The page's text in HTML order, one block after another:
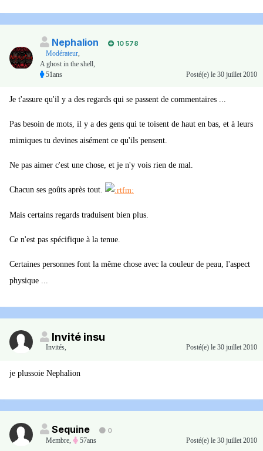
Nephalion
10 578
Modérateur,
A ghost in the shell,
51ans
Posté(e) le 30 juillet 2010
Je t'assure qu'il y a des regards qui se passent de commentaires ...
Pas besoin de mots, il y a des gens qui te toisent de haut en bas, et à leurs
mimiques tu devines aisément ce qu'ils pensent.
Ne pas aimer c'est une chose, et je n'y vois rien de mal.
Chacun ses goûts après tout.
Mais certains regards traduisent bien plus.
Ce n'est pas spécifique à la tenue.
Certaines personnes font la même chose avec la couleur de peau, l'aspect
physique ...
Invité insu
Invités, Posté(e) le 30 juillet 2010
je plussoie Nephalion
Sequine
0
Membre, 57ans Posté(e) le 30 juillet 2010